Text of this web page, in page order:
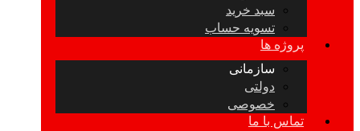
سبد خرید
تسویه حساب
پروژه ها
سازمانی
دولتی
خصوصی
تماس با ما